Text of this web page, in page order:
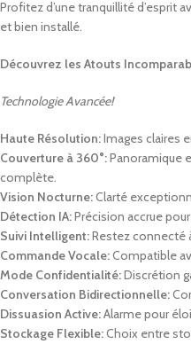
Profitez d’une tranquillité d’esprit
et bien installé.
Découvrez les Atouts
Technologie Avancée!
Haute Résolution:Images claires
Couverture à 360°:Panoramique
complète.
Vision Nocturne:Clarté
Détection IA:Précision accrue
Suivi Intelligent:Restez connecté
Commande Vocale:Compatible
Mode Confidentialité:Discrétion
Conversation Bidirectionnelle:
Dissuasion Active:Alarme pour
Stockage Flexible:Choix entre